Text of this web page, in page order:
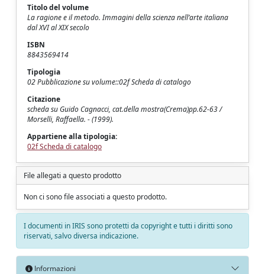
Titolo del volume
La ragione e il metodo. Immagini della scienza nell’arte italiana
dal XVI al XIX secolo
ISBN
8843569414
Tipologia
02 Pubblicazione su volume::02f Scheda di catalogo
Citazione
scheda su Guido Cagnacci, cat.della mostra(Crema)pp.62-63 /
Morselli, Raffaella. - (1999).
Appartiene alla tipologia:
02f Scheda di catalogo
File allegati a questo prodotto
Non ci sono file associati a questo prodotto.
I documenti in IRIS sono protetti da copyright e tutti i diritti sono
riservati, salvo diversa indicazione.
Informazioni